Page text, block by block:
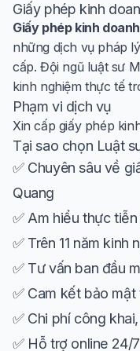
Giấy phép kinh
Giấy phép kinh
những dịch vụ pháp
cấp. Đội ngũ luật sư
kinh nghiệm thực tế
Phạm vi dịch vụ
Xin cấp giấy phép
Tại sao chọn Luật
✅ Chuyên sâu về
Quang
✅ Am hiểu thực
✅ Trên 11 năm
✅ Tư vấn ban đầu
✅ Cam kết bảo
✅ Chi phí công
✅ Hỗ trợ online 24/7